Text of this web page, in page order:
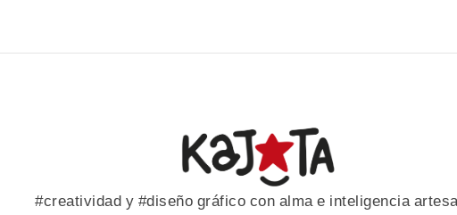
#creatividad y #diseño gráfico con alma e inteligencia